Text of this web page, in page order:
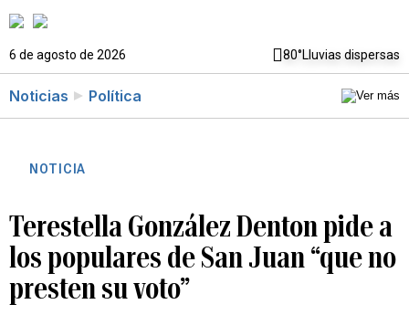
6 de agosto de 2026 80°Lluvias dispersas
Noticias Política
NOTICIA
Terestella González Denton pide a
los populares de San Juan “que no
presten su voto”